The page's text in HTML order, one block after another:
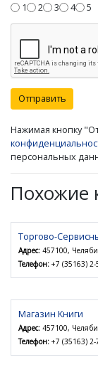
1 2 3 4 5
Отправить
Нажимая кнопку
персональных
Похожие
Торгово-
Адрес: 457100,
Телефон: +7 (35163)
Магазин Книги
Адрес: 457100,
Телефон: +7 (35163) 2-